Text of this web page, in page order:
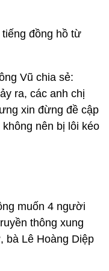
đồng hồ từ
Vũ chia sẻ:
ra, các anh chị
xin đừng đề cập
nên bị lôi kéo
muốn 4 người
thông xung
bà Lê Hoàng Diệp